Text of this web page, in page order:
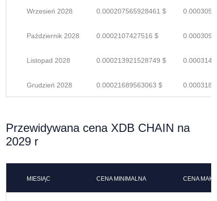
Wrzesień 2028 0.000207565928461 $
Październik 2028 0.0002107427516 $
Listopad 2028 0.000213921528749 $
Grudzień 2028 0.00021689563063 $
Przewidywana cena XDB CHAIN na
2029 r
MIESIĄC CENA MINIMALNA CENA